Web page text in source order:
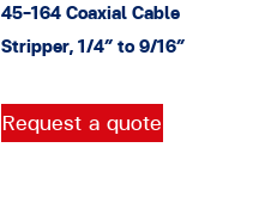
45-164 Coaxial Cable
Stripper, 1/4″ to 9/16″
Request a quote